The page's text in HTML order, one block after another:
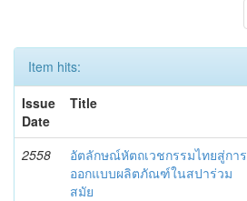
Item hits:
Issue
Date
Title
2558
อัตลักษณ์หัตถเวชกรรมไทยสู่การ
ออกแบบผลิตภัณฑ์ในสปาร่วม
สมัย